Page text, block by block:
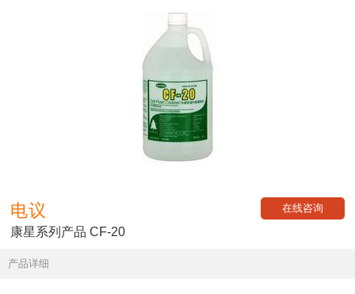
电议 在线咨询
康星系列产品 CF-20
产品详细